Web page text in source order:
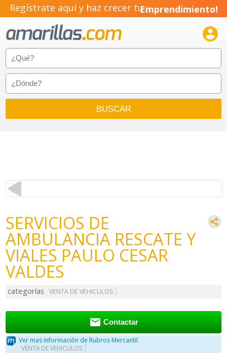
Regístrate aquí y haz crecer tuEmprendimiento!

SERVICIOS DE
AMBULANCIA RESCATE Y
VIALES PAULO CESAR
VALDES
categorías VENTA DE VEHICULOS
 Contactar
Ver mas información de Rubros Mercantil
VENTA DE VEHICULOS